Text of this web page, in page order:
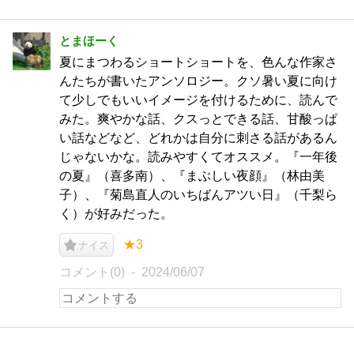
とまほーく
夏にまつわるショートショートを、色んな作家さ
んたちが書いたアンソロジー。クソ暑い夏に向け
て少しでもいいイメージを付けるために、読んで
みた。爽やかな話、クスっとできる話、甘酸っぱ
い話などなど、どれかは自分に刺さる話があるん
じゃないかな。読みやすくてオススメ。『一年後
の夏』（喜多南）、『まぶしい夜顔』（林由美
子）、『菊島直人のいちばんアツい日』（千梨ら
く）が好みだった。
ナイス ★3
コメント(0) 2024/06/07